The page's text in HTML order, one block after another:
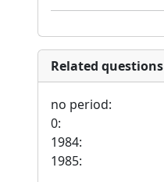
Related questions
no period:
0:
1984:
1985: